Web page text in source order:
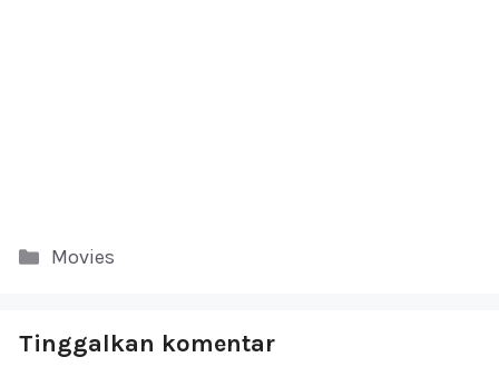
Kategori
Movies
Tinggalkan komentar